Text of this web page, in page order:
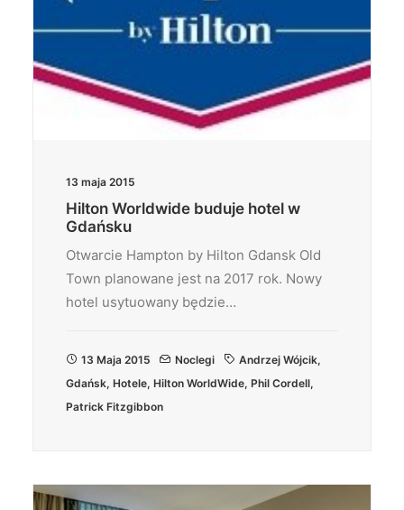
13 maja 2015
Hilton Worldwide buduje hotel w
Gdańsku
Otwarcie Hampton by Hilton Gdansk Old
Town planowane jest na 2017 rok. Nowy
hotel usytuowany będzie…
13 Maja 2015 Noclegi Andrzej Wójcik,
Gdańsk, Hotele, Hilton WorldWide, Phil Cordell,
Patrick Fitzgibbon